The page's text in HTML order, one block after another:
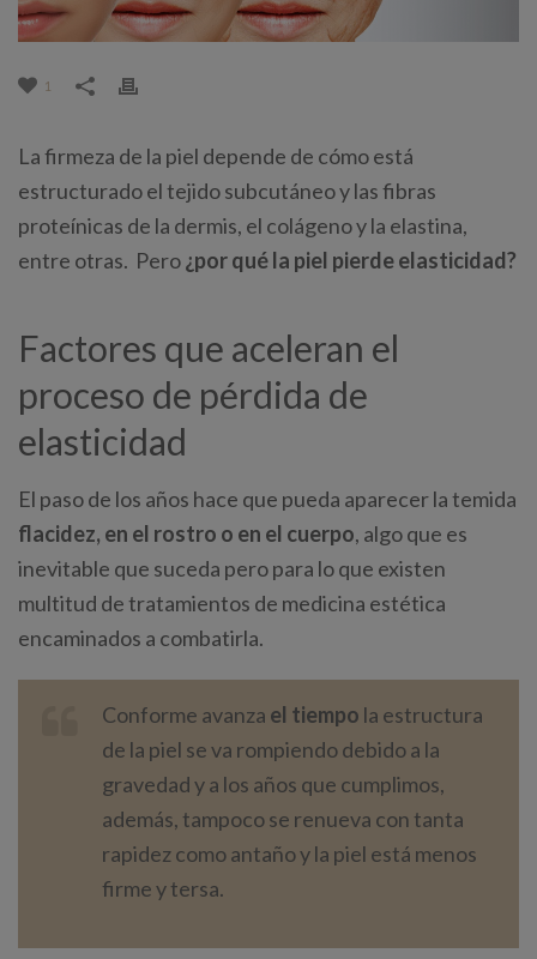
1
La firmeza de la piel depende de cómo está
estructurado el tejido subcutáneo y las fibras
proteínicas de la dermis, el colágeno y la elastina,
entre otras. Pero¿por qué la piel pierde elasticidad?
Factores que aceleran el
proceso de pérdida de
elasticidad
El paso de los años hace que pueda aparecer la temida
flacidez, en el rostro o en el cuerpo, algo que es
inevitable que suceda pero para lo que existen
multitud de tratamientos de medicina estética
encaminados a combatirla.
Conforme avanza el tiempo la estructura
de la piel se va rompiendo debido a la
gravedad y a los años que cumplimos,
además, tampoco se renueva con tanta
rapidez como antaño y la piel está menos
firme y tersa.